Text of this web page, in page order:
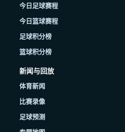
今日足球赛程
今日篮球赛程
足球积分榜
篮球积分榜
新闻与回放
体育新闻
比赛录像
足球预测